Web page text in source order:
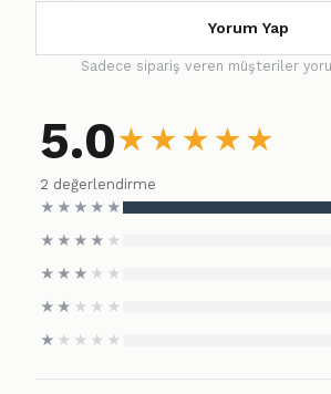
Yorum Yap
Sadece sipariş veren müşteriler
5.0★ ★ ★ ★ ★
2 değerlendirme
★ ★ ★ ★ ★
★ ★ ★ ★ ★
★ ★ ★ ★ ★
★ ★ ★ ★ ★
★ ★ ★ ★ ★